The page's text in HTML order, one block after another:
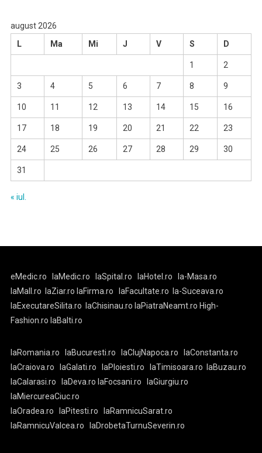
august 2026
L
Ma Mi J V S D
1 2
3 4 5 6 7 8 9
10 11 12 13 14 15 16
17 18 19 20 21 22 23
24 25 26 27 28 29 30
31
« iul.
eMedic.ro laMedic.ro laSpital.ro laHotel.ro
la-Masa.ro
laMall.ro
laZiar.ro laFirma.ro laFacultate.ro
la-Suceava.ro
laExecutareSilita.ro
laChisinau.ro laPiatraNeamt.ro High-
Fashion.ro laBalti.ro
laRomania.ro laBucuresti.ro laClujNapoca.ro
laConstanta.ro
laCraiova.ro
laGalati.ro laPloiesti.ro laTimisoara.ro
laBuzau.ro
laCalarasi.ro
laDeva.ro laFocsani.ro
laGiurgiu.ro
laMiercureaCiuc.ro
laOradea.ro
laPitesti.ro
laRamnicuSarat.ro
laRamnicuValcea.ro
laDrobetaTurnuSeverin.ro